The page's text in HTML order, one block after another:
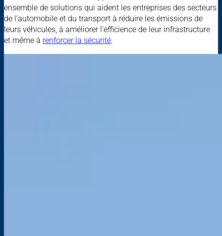
ensemble de solutions qui aident les entreprises des secteurs
de l’automobile et du transport à réduire les émissions de
leurs véhicules, à améliorer l’efficience de leur infrastructure
et même à renforcer la sécurité.